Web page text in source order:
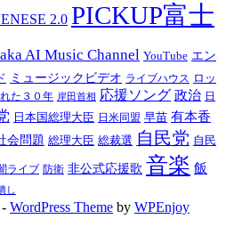
2.0 PICKUP富士
AI Music Channel YouTube エン
ミュージックビデオ ライブハウス ロッ
た３０年 岸田首相 応援ソング 政治 日
日本国総理大臣 日米同盟 早苗 有本香
会問題 総理大臣 総裁選 自民党 自民
ライブ 防衛 非公式応援歌 音楽 飯
し
WordPress Theme by WPEnjoy